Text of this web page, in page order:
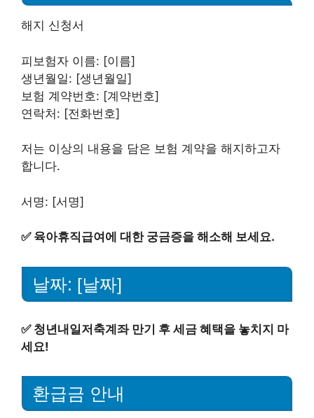
해지 신청서
피보험자 이름: [이름]
생년월일: [생년월일]
보험 계약번호: [계약번호]
연락처: [전화번호]
저는 이상의 내용을 담은 보험 계약을 해지하고자
합니다.
서명: [서명]
✅ 육아휴직급여에 대한 궁금증을 해소해 보세요.
날짜: [날짜]
✅ 청년내일저축계좌 만기 후 세금 혜택을 놓치지 마
세요!
환급금 안내